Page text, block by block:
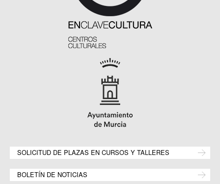
SOLICITUD DE PLAZAS EN CURSOS Y TALLERES
BOLETÍN DE NOTICIAS